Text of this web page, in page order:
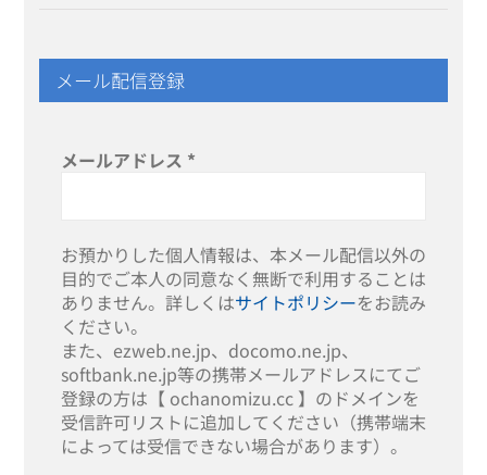
メール配信登録
メールアドレス *
お預かりした個人情報は、本メール配信以外の
目的でご本人の同意なく無断で利用することは
ありません。詳しくはサイトポリシーをお読み
ください。
また、ezweb.ne.jp、docomo.ne.jp、
softbank.ne.jp等の携帯メールアドレスにてご
登録の方は【 ochanomizu.cc 】のドメインを
受信許可リストに追加してください（携帯端末
によっては受信できない場合があります）。